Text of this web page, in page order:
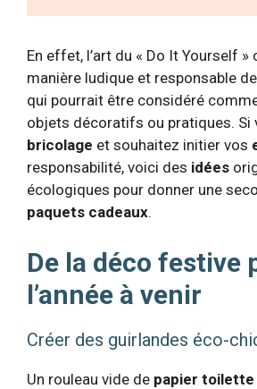
En effet, l’art du « Do It Yourself »
manière ludique et responsable
qui pourrait être considéré
objets décoratifs ou pratiques. Si
bricolage et souhaitez initier vos
responsabilité, voici des idées
écologiques pour donner une
paquets cadeaux.
De la déco festive
l’année à venir
Créer des guirlandes éco-
Un rouleau vide de papier toilette